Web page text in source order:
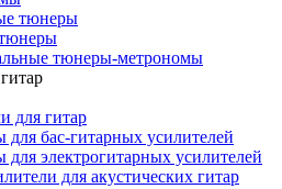
тюнеры
тюнеры-метрономы
для гитар
для бас-гитарных усилителей
для электрогитарных усилителей
для акустических гитар